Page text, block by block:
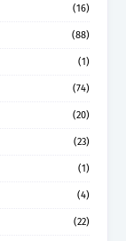
(16)
(88)
(1)
(74)
(20)
(23)
(1)
(4)
(22)